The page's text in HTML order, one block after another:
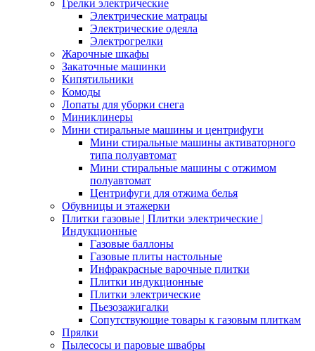
Грелки электрические
Электрические матрацы
Электрические одеяла
Электрогрелки
Жарочные шкафы
Закаточные машинки
Кипятильники
Комоды
Лопаты для уборки снега
Миниклинеры
Мини стиральные машины и центрифуги
Мини стиральные машины активаторного
типа полуавтомат
Мини стиральные машины с отжимом
полуавтомат
Центрифуги для отжима белья
Обувницы и этажерки
Плитки газовые | Плитки электрические |
Индукционные
Газовые баллоны
Газовые плиты настольные
Инфракрасные варочные плитки
Плитки индукционные
Плитки электрические
Пьезозажигалки
Сопутствующие товары к газовым плиткам
Прялки
Пылесосы и паровые швабры